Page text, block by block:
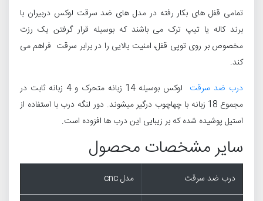
تمامی قفل های بکار رفته در مدل های ضد سرقت لوکس دربیران با
برند کاله یا تیپ ترک می باشند که بوسیله قرار گرفتن یک رزت
مخصوص بر روی توپی قفل، امنیت بالایی را در برابر سرقت فراهم می
کند.
درب ضد سرقت
لوکس بوسیله 14 زبانه متحرک و 4 زبانه ثابت در
مجموع 18 زبانه با چهاچوب درگیر میشوند. دور لنگه درب با استفاده از
استیل پوشیده شده که بر زیبایی این درب ها افزوده است.
سایر مشخصات محصول
درب ضد سرقت مدل cnc